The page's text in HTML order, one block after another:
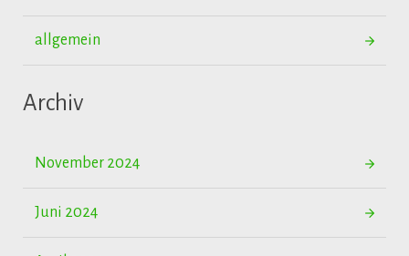
allgemein
Archiv
November 2024
Juni 2024